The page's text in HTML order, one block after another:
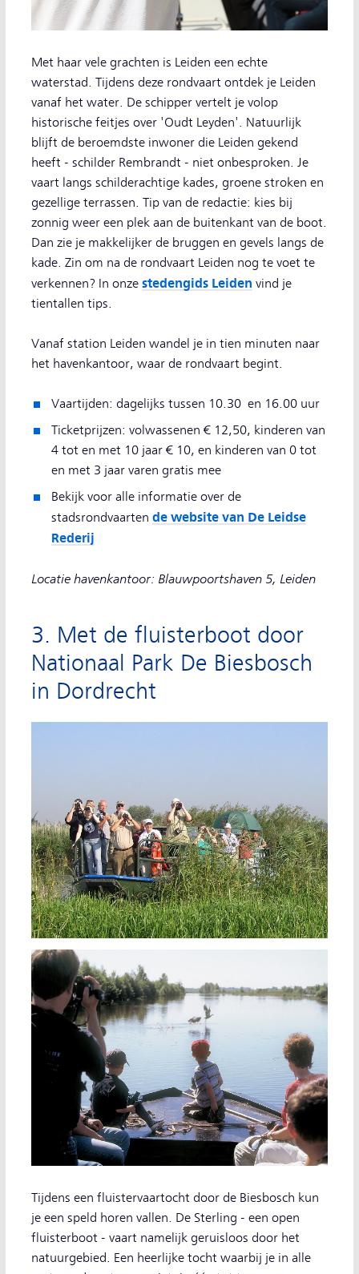
Met haar vele grachten is Leiden een echte
waterstad. Tijdens deze rondvaart ontdek je Leiden
vanaf het water. De schipper vertelt je volop
historische feitjes over 'Oudt Leyden'. Natuurlijk
blijft de beroemdste inwoner die Leiden gekend
heeft - schilder Rembrandt - niet onbesproken. Je
vaart langs schilderachtige kades, groene stroken en
gezellige terrassen. Tip van de redactie: kies bij
zonnig weer een plek aan de buitenkant van de boot.
Dan zie je makkelijker de bruggen en gevels langs de
kade. Zin om na de rondvaart Leiden nog te voet te
verkennen? In onze stedengids Leiden vind je
tientallen tips.
Vanaf station Leiden wandel je in tien minuten naar
het havenkantoor, waar de rondvaart begint.
Vaartijden: dagelijks tussen 10.30 en 16.00 uur
Ticketprijzen: volwassenen € 12,50, kinderen van
4 tot en met 10 jaar € 10, en kinderen van 0 tot
en met 3 jaar varen gratis mee
Bekijk voor alle informatie over de
stadsrondvaarten de website van De Leidse
Rederij
Locatie havenkantoor: Blauwpoortshaven 5, Leiden
3. Met de fluisterboot door
Nationaal Park De Biesbosch
in Dordrecht
Tijdens een fluistervaartocht door de Biesbosch kun
je een speld horen vallen. De Sterling - een open
fluisterboot - vaart namelijk geruisloos door het
natuurgebied. Een heerlijke tocht waarbij je in alle